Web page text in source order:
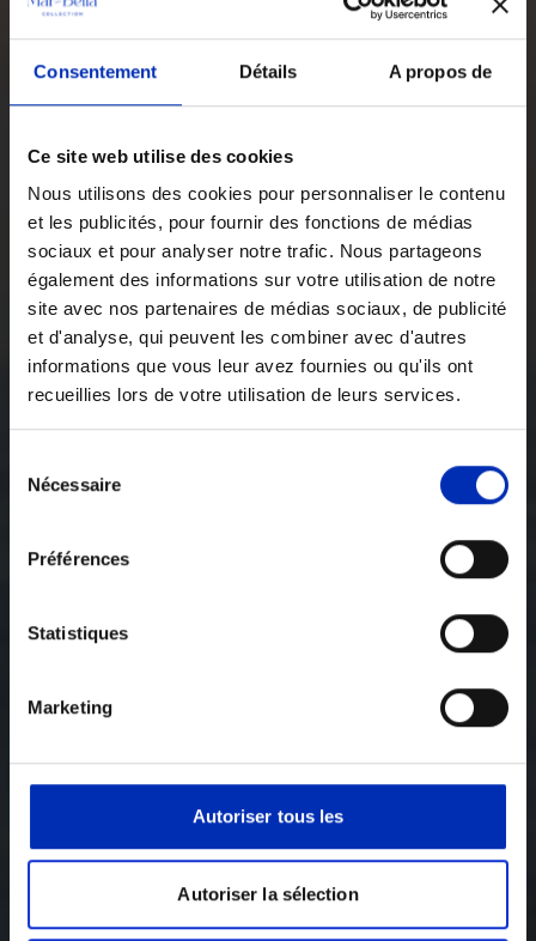
Consentement Détails A propos de
Ce site web utilise des cookies
Nous utilisons des cookies pour personnaliser le contenu
et les publicités, pour fournir des fonctions de médias
sociaux et pour analyser notre trafic. Nous partageons
également des informations sur votre utilisation de notre
site avec nos partenaires de médias sociaux, de publicité
et d'analyse, qui peuvent les combiner avec d'autres
informations que vous leur avez fournies ou qu'ils ont
recueillies lors de votre utilisation de leurs services.
desNécessaire
Préférences
Statistiques
Marketing
Autoriser tous les
Autoriser la sélection